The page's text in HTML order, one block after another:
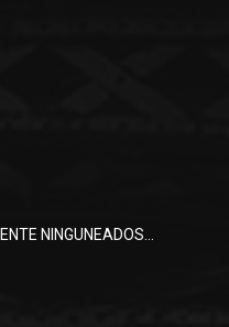
NINGUNEADOS…